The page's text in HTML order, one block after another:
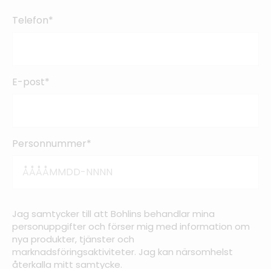
Telefon*
E-post*
Personnummer*
Jag samtycker till att Bohlins behandlar mina
personuppgifter och förser mig med information om
nya produkter, tjänster och
marknadsföringsaktiviteter. Jag kan närsomhelst
återkalla mitt samtycke.